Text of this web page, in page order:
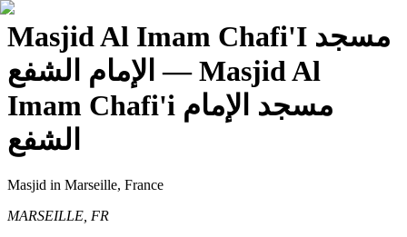
Masjid Al Imam Chafi'I مسجد
الإمام الشفع — Masjid Al
Imam Chafi'i مسجد الإمام
الشفع
Masjid in Marseille, France
MARSEILLE, FR